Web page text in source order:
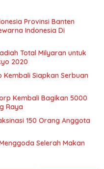
Provinsi Banten
Indonesia Di
Total Milyaran untuk
2020
Siapkan Serbuan
Kembali Bagikan 5000
Raya
Selerah Makan